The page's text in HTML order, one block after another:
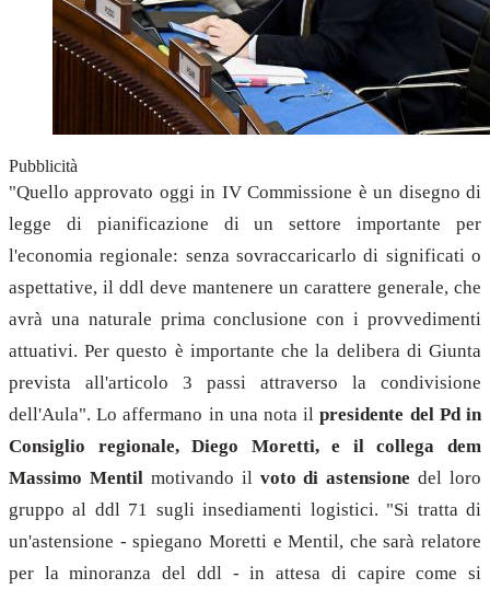
Pubblicità
"Quello approvato oggi in IV Commissione è un disegno di
legge di pianificazione di un settore importante per
l'economia regionale: senza sovraccaricarlo di significati o
aspettative, il ddl deve mantenere un carattere generale, che
avrà una naturale prima conclusione con i provvedimenti
attuativi. Per questo è importante che la delibera di Giunta
prevista all'articolo 3 passi attraverso la condivisione
dell'Aula". Lo affermano in una nota ilpresidente del Pd in
Consiglio regionale, Diego Moretti, e il collega dem
Massimo Mentilmotivando il voto di astensione del loro
gruppo al ddl 71 sugli insediamenti logistici. "Si tratta di
un'astensione - spiegano Moretti e Mentil, che sarà relatore
per la minoranza del ddl - in attesa di capire come si